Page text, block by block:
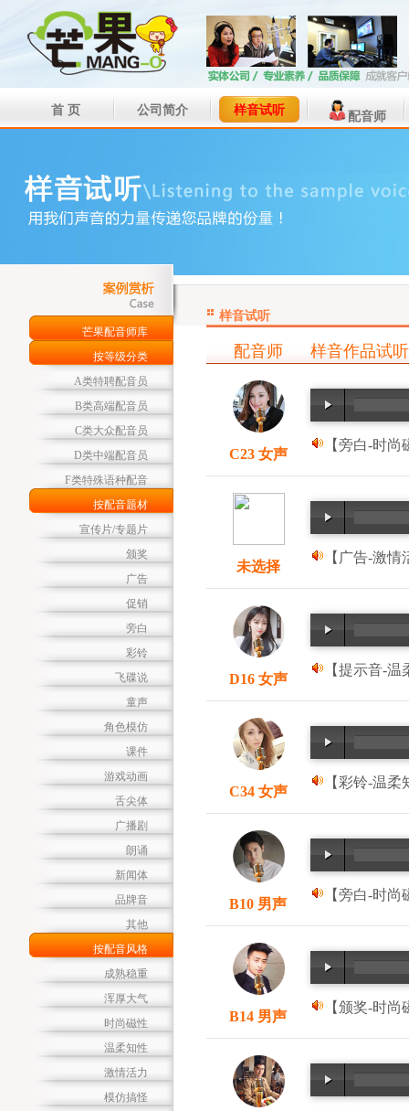
首 页 公司简介 样音试听 配音师
芒果配音师库
按等级分类
A类特聘配音员
B类高端配音员
C类大众配音员
D类中端配音员
F类特殊语种配音
按配音题材
宣传片/专题片
颁奖
广告
促销
旁白
彩铃
飞碟说
童声
角色模仿
课件
游戏动画
舌尖体
广播剧
朗诵
新闻体
品牌音
其他
按配音风格
成熟稳重
浑厚大气
时尚磁性
温柔知性
激情活力
模仿搞怪
样音试听
配音师 样音作品试听
C23 女声
【旁白-时
未选择
【广告-激
D16 女声
【提示音-
C34 女声
【彩铃-温
B10 男声
【旁白-时
B14 男声
【颁奖-时